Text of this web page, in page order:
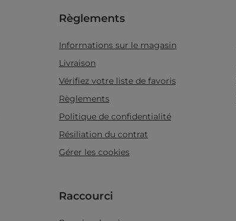
Règlements
Informations sur le magasin
Livraison
Vérifiez votre liste de favoris
Règlements
Politique de confidentialité
Résiliation du contrat
Gérer les cookies
Raccourci